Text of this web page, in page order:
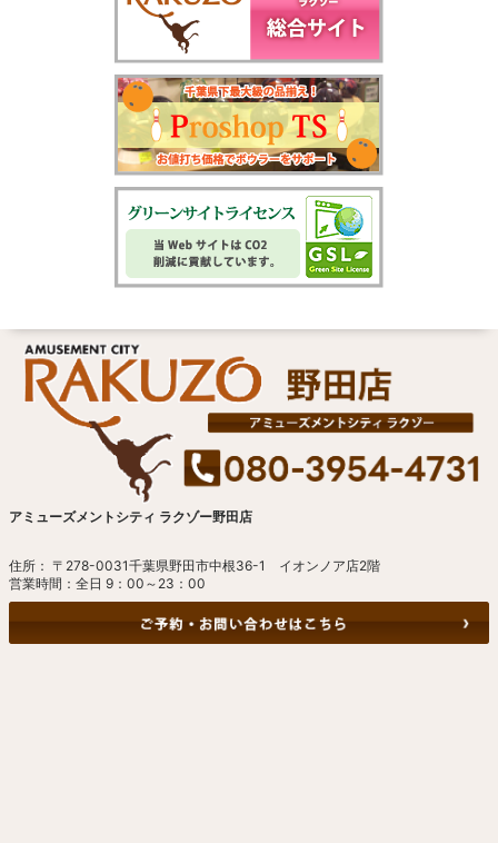
アミューズメントシティ ラクゾー野田店
住所： 〒278-0031千葉県野田市中根36-1 イオンノア店2階
営業時間：全日 9：00～23：00